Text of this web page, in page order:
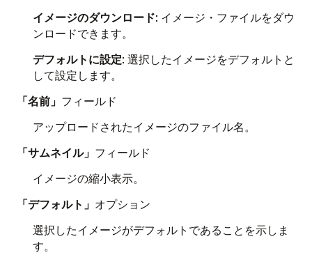
イメージのダウンロード: イメージ・ファイルをダウ
ンロードできます。
デフォルトに設定: 選択したイメージをデフォルトと
して設定します。
「名前」 フィールド
アップロードされたイメージのファイル名。
「サムネイル」 フィールド
イメージの縮小表示。
「デフォルト」 オプション
選択したイメージがデフォルトであることを示しま
す。